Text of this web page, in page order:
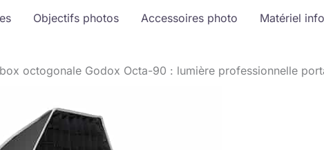
Objectifs photos Accessoires photo Matériel
octogonale Godox Octa-90 : lumière professionnelle